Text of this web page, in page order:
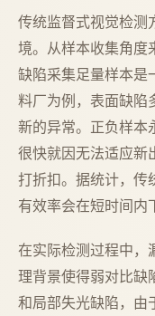
传统监督式视觉检测
境。从样本收集角度
缺陷采集足量样本是
料厂为例，表面缺陷
新的异常。正负样本
很快就因无法适应新
打折扣。据统计，传
有效率会在短时间内
在实际检测过程中，
理背景使得弱对比缺
和局部失光缺陷，由